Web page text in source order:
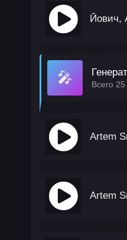
Йович,
🎤 Всего
Artem
Artem